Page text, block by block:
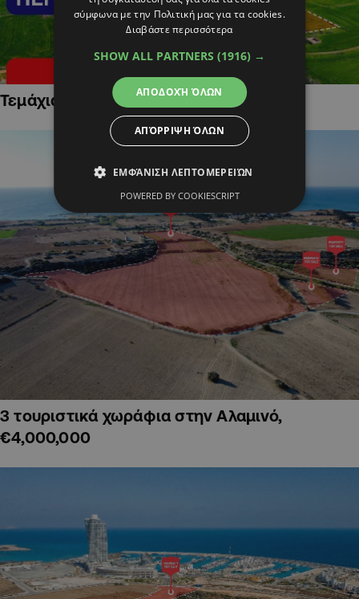
Τεμάχια Γης σε Οικιστικές Περιοχές
3 τουριστικά χωράφια στην Αλαμινό,
€4,000,000
σύμφωνα με την Πολιτική μας για τα cookies.
Διαβάστε περισσότερα
SHOW ALL PARTNERS (1916) →
ΑΠΟΔΟΧΉ ΌΛΩΝ
ΑΠΌΡΡΙΨΗ ΌΛΩΝ
ΕΜΦΆΝΙΣΗ ΛΕΠΤΟΜΕΡΕΙΏΝ
POWERED BY COOKIESCRIPT